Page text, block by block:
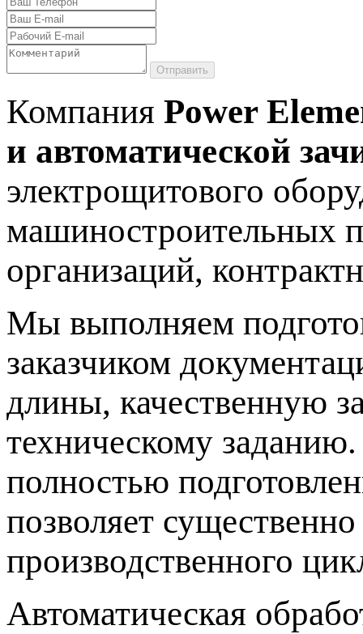
Отправить
Компания Power
и автоматической
электрощитового
машиностроительных
организаций,
Мы выполняем
заказчиком
длины, качественную
техническому
полностью
позволяет
производственного
Автоматическая